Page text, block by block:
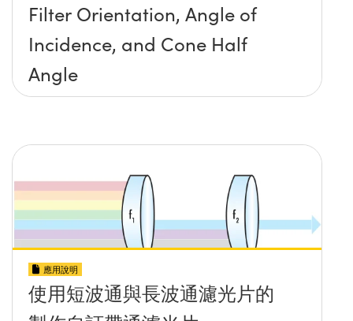
Filter Orientation, Angle of
Incidence, and Cone Half
Angle
應用說明
使用短波通與長波通濾光片的